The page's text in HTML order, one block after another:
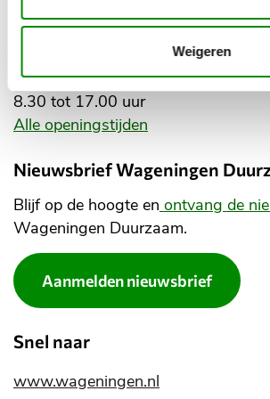
Weigeren
Openingstijden stadhuis
Maandag: 8.30 tot 20.00 uur
Dinsdag tot en met vrijdag:
8.30 tot 17.00 uur
Alle openingstijden
Nieuwsbrief Wageningen
Blijf op de hoogte en ontvang de
Wageningen Duurzaam.
Aanmelden nieuwsbrief
Snel naar
www.wageningen.nl